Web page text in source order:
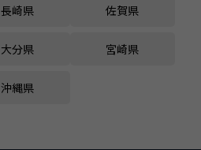
長崎県 佐賀県
大分県 宮崎県
沖縄県